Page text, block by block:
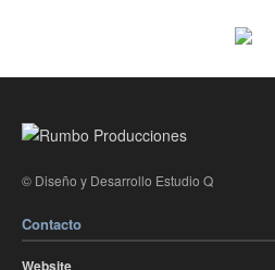
© Diseño y Desarrollo Estudio Q
Contacto
Website